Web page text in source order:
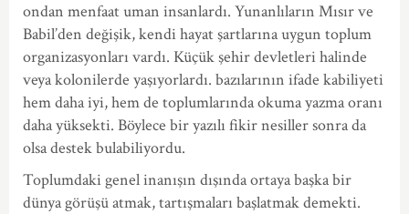
ondan menfaat uman insanlardı. Yunanlıların Mısır ve
Babil’den değişik, kendi hayat şartlarına uygun toplum
organizasyonları vardı. Küçük şehir devletleri halinde
veya kolonilerde yaşıyorlardı. bazılarının ifade kabiliyeti
hem daha iyi, hem de toplumlarında okuma yazma oranı
daha yüksekti. Böylece bir yazılı fikir nesiller sonra da
olsa destek bulabiliyordu.
Toplumdaki genel inanışın dışında ortaya başka bir
dünya görüşü atmak, tartışmaları başlatmak demekti.